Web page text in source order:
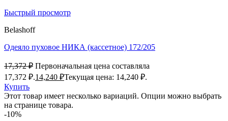
Быстрый просмотр
Belashoff
Одеяло пуховое НИКА (кассетное) 172/205
17,372₽ Первоначальная цена составляла
17,372 ₽.14,240 ₽Текущая цена: 14,240 ₽.
Купить
Этот товар имеет несколько вариаций. Опции можно выбрать
на странице товара.
-10%